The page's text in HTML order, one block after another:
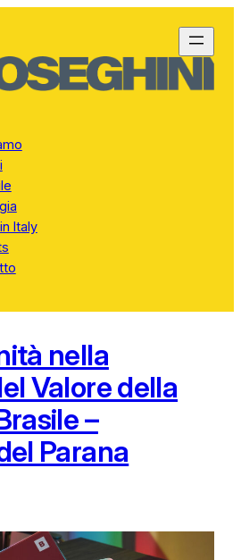
Italy
nella
Valore della
–
Parana